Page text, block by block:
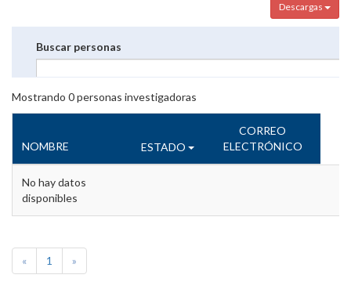
Descargas
Buscar personas
Mostrando 0personas investigadoras
NOMBRE ESTADO
CORREO
ELECTRÓNICO
No hay datos
disponibles
« 1 »